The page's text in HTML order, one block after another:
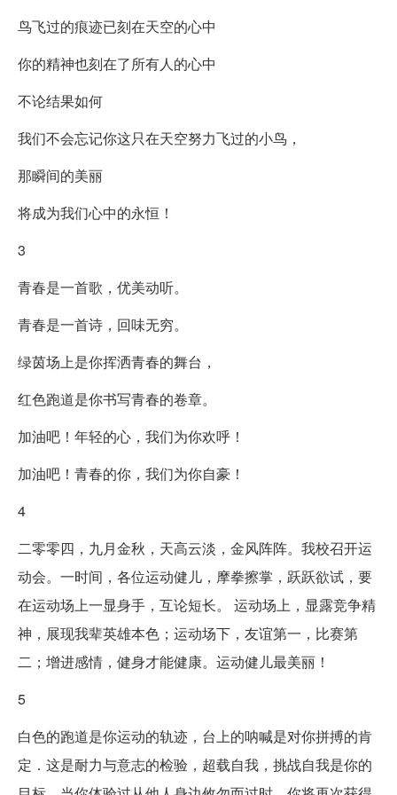
鸟飞过的痕迹已刻在天空的心中
你的精神也刻在了所有人的心中
不论结果如何
我们不会忘记你这只在天空努力飞过的小鸟，
那瞬间的美丽
将成为我们心中的永恒！
3
青春是一首歌，优美动听。
青春是一首诗，回味无穷。
绿茵场上是你挥洒青春的舞台，
红色跑道是你书写青春的卷章。
加油吧！年轻的心，我们为你欢呼！
加油吧！青春的你，我们为你自豪！
4
二零零四，九月金秋，天高云淡，金风阵阵。我校召开运
动会。一时间，各位运动健儿，摩拳擦掌，跃跃欲试，要
在运动场上一显身手，互论短长。 运动场上，显露竞争精
神，展现我辈英雄本色；运动场下，友谊第一，比赛第
二；增进感情，健身才能健康。运动健儿最美丽！
5
白色的跑道是你运动的轨迹，台上的呐喊是对你拼搏的肯
定．这是耐力与意志的检验，超载自我，挑战自我是你的